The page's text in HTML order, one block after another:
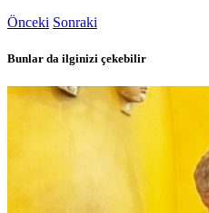
Önceki Sonraki
Bunlar da ilginizi çekebilir